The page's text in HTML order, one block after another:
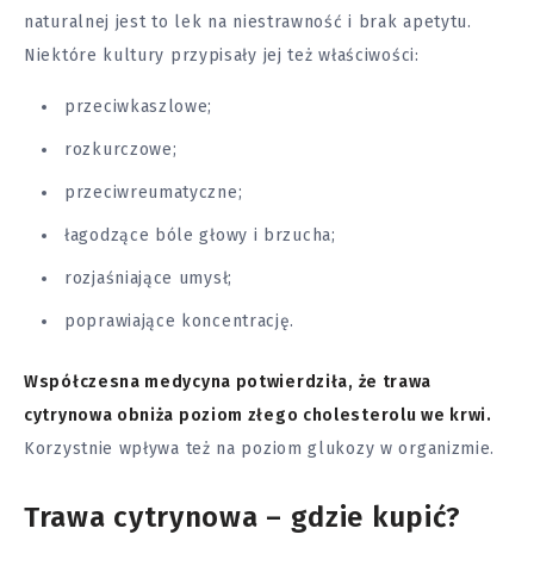
naturalnej jest to lek na niestrawność i brak apetytu.
Niektóre kultury przypisały jej też właściwości:
przeciwkaszlowe;
rozkurczowe;
przeciwreumatyczne;
łagodzące bóle głowy i brzucha;
rozjaśniające umysł;
poprawiające koncentrację.
Współczesna medycyna potwierdziła, że trawa
cytrynowa obniża poziom złego cholesterolu we krwi.
Korzystnie wpływa też na poziom glukozy w organizmie.
Trawa cytrynowa – gdzie kupić?